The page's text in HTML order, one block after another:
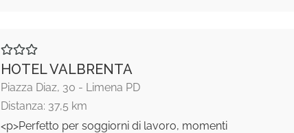
HOTEL VALBRENTA
Piazza Diaz, 30 - Limena PD
Distanza: 37,5 km
<p>Perfetto per soggiorni di lavoro, momenti